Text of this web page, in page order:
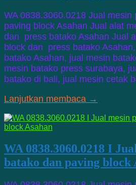
WA 0838.3060.0218 Jual mesin
paving block Asahan Jual alat
dan press batako Asahan Jual
block dan press batako
batako Asahan, jual mesin
mesin batako press surabaya,
batako di bali, jual mesin cetak
Lanjutkan membaca →
WA 0838.3060.0218 I
batako dan paving block